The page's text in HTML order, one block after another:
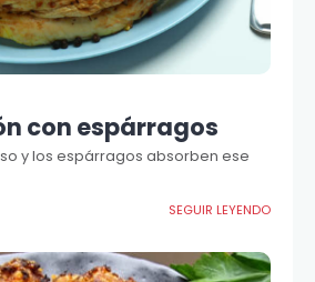
con espárragos
y los espárragos absorben ese
SEGUIR LEYENDO